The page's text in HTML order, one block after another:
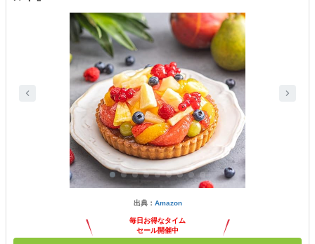
出典： Amazon
毎日お得なタイム
セール開催中